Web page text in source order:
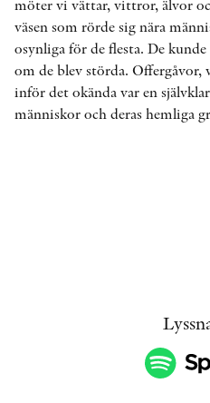
möter vi vättar, vittror, älvor
väsen som rörde sig nära
osynliga för de flesta. De
om de blev störda. Offergåvor,
inför det okända var en
människor och deras hemliga